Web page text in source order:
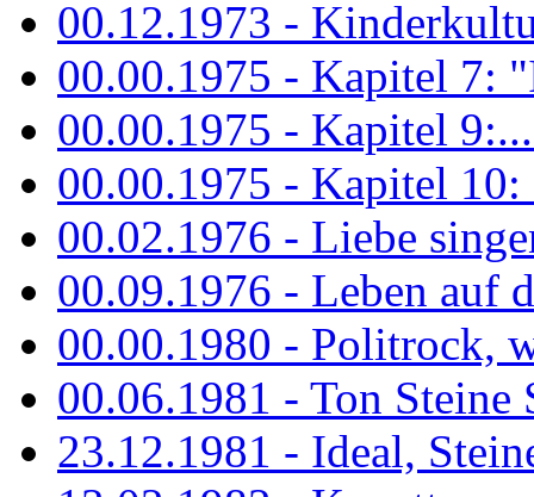
00.12.1973 -
00.00.1975 - Kapitel 7:
00.00.1975 - Kapitel
00.00.1975 - Kapitel
00.02.1976 - Liebe
00.09.1976 - Leben auf
00.00.1980 - Politrock,
00.06.1981 - Ton Steine
23.12.1981 - Ideal,